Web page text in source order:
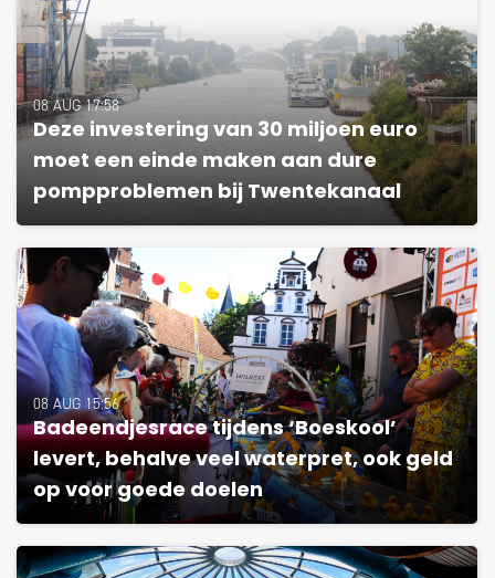
08 AUG 17:58
Deze investering van 30 miljoen euro
moet een einde maken aan dure
pompproblemen bij Twentekanaal
08 AUG 15:56
Badeendjesrace tijdens ‘Boeskool’
levert, behalve veel waterpret, ook geld
op voor goede doelen